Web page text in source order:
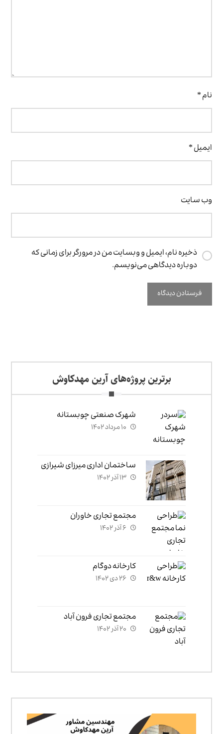
نام*
ایمیل*
وب‌ سایت
ذخیره نام، ایمیل و وبسایت من در مرورگر برای زمانی که
دوباره دیدگاهی می‌نویسم.
برترین پروژه‌های آرین مهدکاوش
شهرک صنعتی چوبستانه
۱۰ مرداد ۱۴۰۲
ساختمان اداری میرزای شیرازی
۱۳ آذر ۱۴۰۲
مجتمع تجاری خاوران
۶ آذر ۱۴۰۲
کارخانه دوگام
۲۶ دی ۱۴۰۲
مجتمع تجاری فرون آباد
۲۰ آذر ۱۴۰۲